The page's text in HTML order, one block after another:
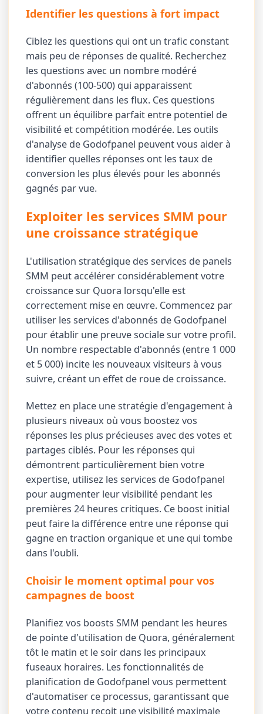
Identifier les questions à fort impact
Ciblez les questions qui ont un trafic constant
mais peu de réponses de qualité. Recherchez
les questions avec un nombre modéré
d'abonnés (100-500) qui apparaissent
régulièrement dans les flux. Ces questions
offrent un équilibre parfait entre potentiel de
visibilité et compétition modérée. Les outils
d'analyse de Godofpanel peuvent vous aider à
identifier quelles réponses ont les taux de
conversion les plus élevés pour les abonnés
gagnés par vue.
Exploiter les services SMM pour
une croissance stratégique
L'utilisation stratégique des services de panels
SMM peut accélérer considérablement votre
croissance sur Quora lorsqu'elle est
correctement mise en œuvre. Commencez par
utiliser les services d'abonnés de Godofpanel
pour établir une preuve sociale sur votre profil.
Un nombre respectable d'abonnés (entre 1 000
et 5 000) incite les nouveaux visiteurs à vous
suivre, créant un effet de roue de croissance.
Mettez en place une stratégie d'engagement à
plusieurs niveaux où vous boostez vos
réponses les plus précieuses avec des votes et
partages ciblés. Pour les réponses qui
démontrent particulièrement bien votre
expertise, utilisez les services de Godofpanel
pour augmenter leur visibilité pendant les
premières 24 heures critiques. Ce boost initial
peut faire la différence entre une réponse qui
gagne en traction organique et une qui tombe
dans l'oubli.
Choisir le moment optimal pour vos
campagnes de boost
Planifiez vos boosts SMM pendant les heures
de pointe d'utilisation de Quora, généralement
tôt le matin et le soir dans les principaux
fuseaux horaires. Les fonctionnalités de
planification de Godofpanel vous permettent
d'automatiser ce processus, garantissant que
votre contenu reçoit une visibilité maximale